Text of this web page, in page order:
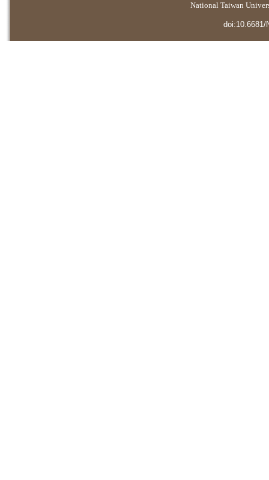
National Taiwan
doi:10.6681/